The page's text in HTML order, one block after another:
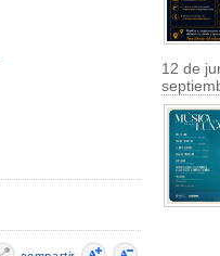
12 de